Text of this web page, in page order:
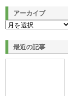
アーカイブ
最近の記事